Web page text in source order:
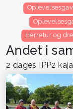
Herretur og
Andet i
2 dages IPP2